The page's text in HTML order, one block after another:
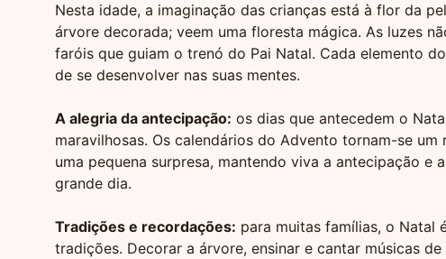
Nesta idade, a imaginação das crianças está à flor da
árvore decorada; veem uma floresta mágica. As luzes
faróis que guiam o trenó do Pai Natal. Cada elemento
de se desenvolver nas suas mentes.
A alegria da antecipação: os dias que antecedem o
maravilhosas. Os calendários do Advento tornam-se
uma pequena surpresa, mantendo viva a antecipação e
grande dia.
Tradições e recordações: para muitas famílias, o Natal
tradições. Decorar a árvore, ensinar e cantar músicas